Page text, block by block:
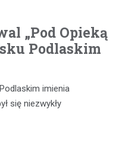
„Pod Opieką
Podlaskim
imienia
się niezwykły